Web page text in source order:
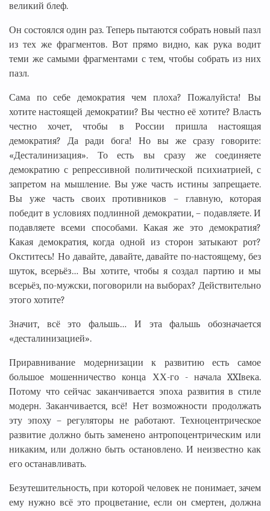
великий блеф.
Он состоялся один раз. Теперь пытаются собрать новый пазл
из тех же фрагментов. Вот прямо видно, как рука водит
теми же самыми фрагментами с тем, чтобы собрать из них
пазл.
Сама по себе демократия чем плоха? Пожалуйста! Вы
хотите настоящей демократии? Вы честно её хотите? Власть
честно хочет, чтобы в России пришла настоящая
демократия? Да ради бога! Но вы же сразу говорите:
«Десталинизация». То есть вы сразу же соединяете
демократию с репрессивной политической психиатрией, с
запретом на мышление. Вы уже часть истины запрещаете.
Вы уже часть своих противников – главную, которая
победит в условиях подлинной демократии, – подавляете. И
подавляете всеми способами. Какая же это демократия?
Какая демократия, когда одной из сторон затыкают рот?
Окститесь! Но давайте, давайте, давайте по-настоящему, без
шуток, всерьёз… Вы хотите, чтобы я создал партию и мы
всерьёз, по-мужски, поговорили на выборах? Действительно
этого хотите?
Значит, всё это фальшь… И эта фальшь обозначается
«десталинизацией».
Приравнивание модернизации к развитию есть самое
большое мошенничество конца ХХ-го - начала XXIвека.
Потому что сейчас заканчивается эпоха развития в стиле
модерн. Заканчивается, всё! Нет возможности продолжать
эту эпоху – регуляторы не работают. Техноцентрическое
развитие должно быть заменено антропоцентрическим или
никаким, или должно быть остановлено. И неизвестно как
его останавливать.
Безутешительность, при которой человек не понимает, зачем
ему нужно всё это процветание, если он смертен, должна